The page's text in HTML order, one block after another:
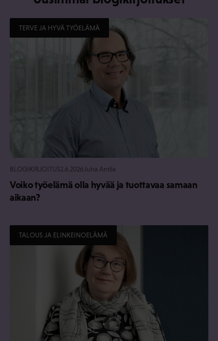
TERVE JA HYVÄ TYÖELÄMÄ
BLOGIKIRJOITUS2.6.2026 Juha Antila
Voiko työelämä olla hyvää ja tuottavaa samaan
aikaan?
TALOUS JA ELINKEINOELÄMÄ